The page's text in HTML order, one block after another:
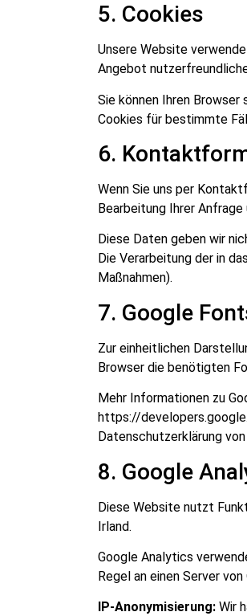
5. Cookies
Unsere Website
Angebot
Sie können Ihren Browser
Cookies für bestimmte
6.
Wenn Sie uns per
Bearbeitung Ihrer
Diese Daten geben wir
Die Verarbeitung der in
Maßnahmen).
7. Google
Zur einheitlichen
Browser die benötigten
Mehr Informationen zu
https://
Datenschutzerklärung
8. Google
Diese Website nutzt
Irland.
Google Analytics
Regel an einen Server
IP-Anonymisierung: Wir